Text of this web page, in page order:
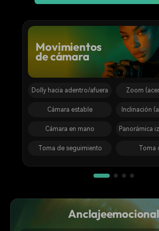
Movimientos
de cámara
Dolly hacia adentro/afuera Zoom
Cámara estable Inclinación
Cámara en mano Panorámica
Toma de seguimiento Toma
Anclajeemocional